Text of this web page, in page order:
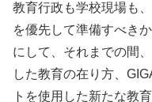
教育行政も学校現場も
を優先して準備すべき
にして、それまでの間
した教育の在り方、
トを使用した新たな教